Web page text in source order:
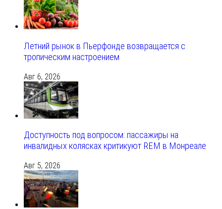
Летний рынок в Пьерфонде возвращается с
тропическим настроением
Авг 6, 2026
Доступность под вопросом: пассажиры на
инвалидных колясках критикуют REM в Монреале
Авг 5, 2026